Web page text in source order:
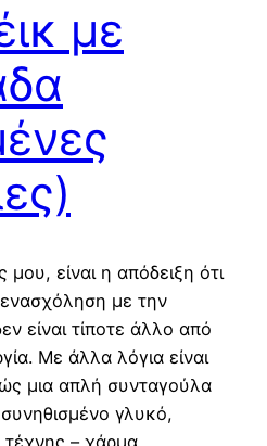
με
μου, είναι η απόδειξη ότι
με την
είναι τίποτε άλλο από
Με άλλα λόγια είναι
μια απλή συνταγούλα
γλυκό,
τέχνης – χάρμα